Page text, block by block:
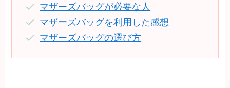
マザーズバッグが必要な人
マザーズバッグを利用した感想
マザーズバッグの選び方